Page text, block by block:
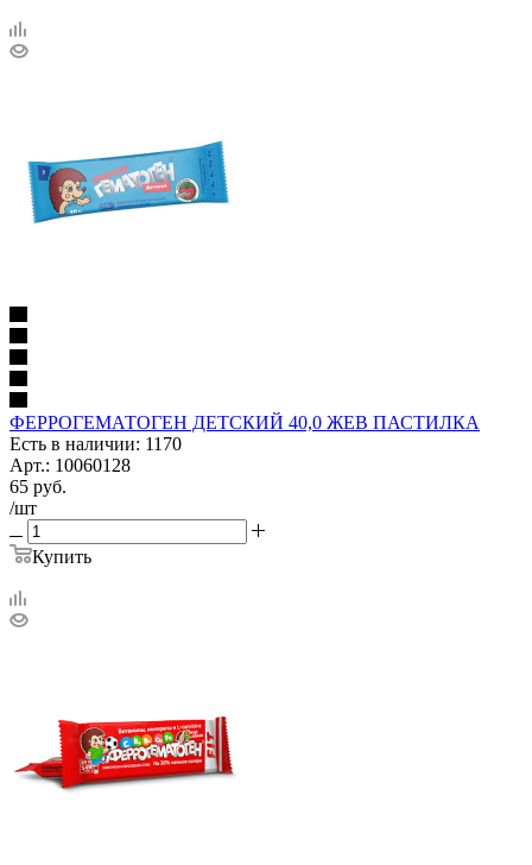
ФЕРРОГЕМАТОГЕН ДЕТСКИЙ 40,0 ЖЕВ ПАСТИЛКА
Есть в наличии: 1170
Арт.: 10060128
65 руб.
/шт
Купить